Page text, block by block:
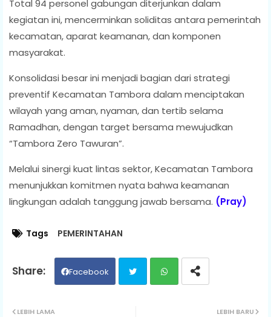
Total 94 personel gabungan diterjunkan dalam
kegiatan ini, mencerminkan soliditas antara pemerintah
kecamatan, aparat keamanan, dan komponen
masyarakat.
Konsolidasi besar ini menjadi bagian dari strategi
preventif Kecamatan Tambora dalam menciptakan
wilayah yang aman, nyaman, dan tertib selama
Ramadhan, dengan target bersama mewujudkan
“Tambora Zero Tawuran”.
Melalui sinergi kuat lintas sektor, Kecamatan Tambora
menunjukkan komitmen nyata bahwa keamanan
lingkungan adalah tanggung jawab bersama. (Pray)
Tags PEMERINTAHAN
Facebook
LEBIH BARU
LEBIH LAMA